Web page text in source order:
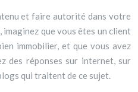
et faire autorité dans votre
imaginez que vous êtes un client
immobilier, et que vous avez
des réponses sur internet, sur
qui traitent de ce sujet.